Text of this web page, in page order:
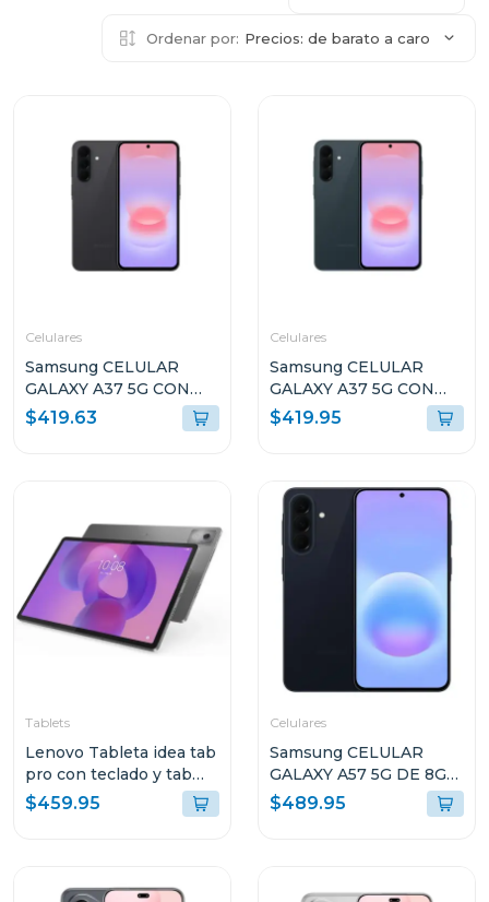
Ordenar por: Precios: de barato a caro
Celulares
Samsung CELULAR
GALAXY A37 5G CON
8GB RAM Y 256GB
ALMACENAMIENTO
$419.63
Celulares
Samsung CELULAR
GALAXY A37 5G CON
8GB RAM Y 256GB
ALMACENAMIENTO
$419.95
Tablets
Lenovo Tableta idea tab
pro con teclado y tab
pen plus + moto buds
8gb de ram y 256 gb
$459.95
Celulares
Samsung CELULAR
GALAXY A57 5G DE 8GB
RAM Y 256GB
ALMACENAMIENTO
$489.95